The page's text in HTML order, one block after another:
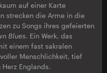
auf einer Karte
strecken die Arme in die
zu Songs ihres gefeierten
Blues. Ein Werk, das
einem fast sakralen
Menschlichkeit, tief
Englands.